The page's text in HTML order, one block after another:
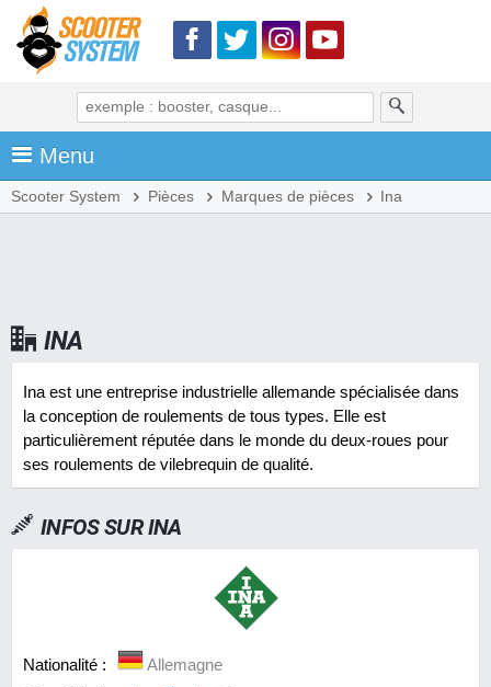
Menu
Scooter System Pièces Marques de pièces Ina
INA
Ina est une entreprise industrielle allemande spécialisée dans
la conception de roulements de tous types. Elle est
particulièrement réputée dans le monde du deux-roues pour
ses roulements de vilebrequin de qualité.
INFOS SURINA
Nationalité :
Allemagne